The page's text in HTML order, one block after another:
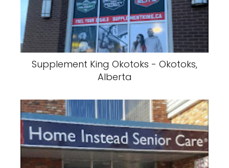
Supplement King Okotoks - Okotoks,
Alberta